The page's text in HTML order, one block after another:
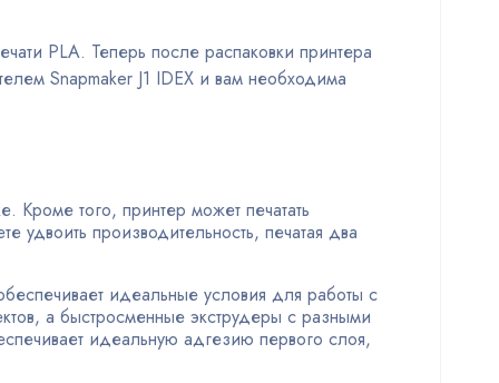
PLA. Теперь после распаковки принтера
Snapmaker J1 IDEX и вам необходима
Кроме того, принтер может печатать
производительность, печатая два
идеальные условия для работы с
а быстросменные экструдеры с разными
идеальную адгезию первого слоя,